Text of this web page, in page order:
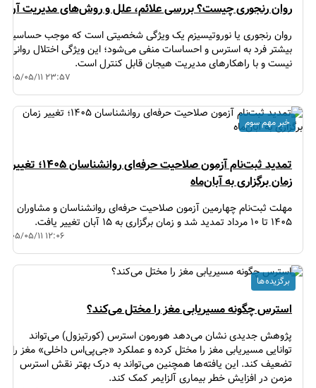
روان رنجوری چیست؟ بررسی علائم، علل و روش‌های مدیریت آن
روان رنجوری یا نوروتیسیزم یک ویژگی شخصیتی است که موجب حساسیت
بیشتر فرد به استرس و احساسات منفی می‌شود؛ این ویژگی اختلال روانی
نیست و با راهکارهای مدیریت هیجان قابل کنترل است.
۱۴۰۵/۰۵/۱۱ ۲۳:۵۷
تمدید ثبت‌نام آزمون صلاحیت حرفه‌ای روانشناسان ۱۴۰۵؛ تغییر
زمان برگزاری به آبان‌ماه
مهلت ثبت‌نام چهارمین آزمون صلاحیت حرفه‌ای روانشناسان و مشاوران
۱۴۰۵ تا ۱۰ مرداد تمدید شد و زمان برگزاری به ۱۵ آبان تغییر یافت.
۱۴۰۵/۰۵/۱۱ ۱۲:۰۶
خبر مهم سوم
استرس چگونه مسیریابی مغز را مختل می‌کند؟
پژوهش جدیدی نشان می‌دهد هورمون استرس (کورتیزول) می‌تواند
توانایی مسیریابی مغز را مختل کرده و عملکرد «جی‌پی‌اس داخلی» مغز را
تضعیف کند. این یافته‌ها همچنین می‌تواند به درک بهتر نقش استرس
مزمن در افزایش خطر بیماری آلزایمر کمک کند.
برگزیده ها